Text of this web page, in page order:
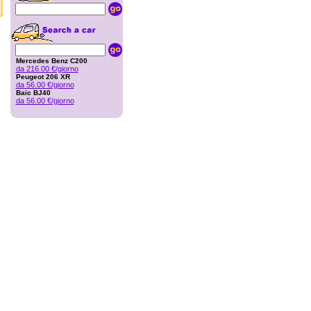
Mercedes Benz C200
da 216.00 €/giorno
Peugeot 206 XR
da 56.00 €/giorno
Baic BJ40
da 56.00 €/giorno